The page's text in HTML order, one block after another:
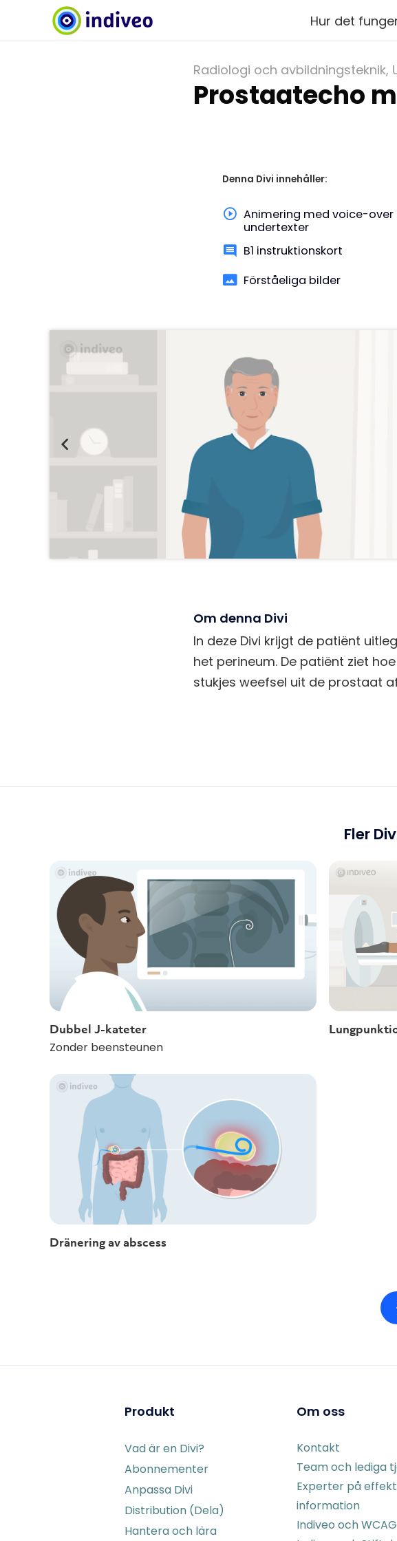
Hur det
Radiologi och avbildningsteknik,
Prostaatecho
Denna Divi innehåller:
Animering med voice-over
undertexter
B1 instruktionskort
Förståeliga bilder
Om denna Divi
In deze Divi krijgt de patiënt
het perineum. De patiënt ziet
stukjes weefsel uit de prostaat
Fler
Dubbel J-kateter
Zonder beensteunen
Dränering av abscess
Produkt
Vad är en Divi?
Abonnementer
Anpassa Divi
Distribution (Dela)
Hantera och lära
Om oss
Kontakt
Team och lediga
Experter på
information
Indiveo och WCAG